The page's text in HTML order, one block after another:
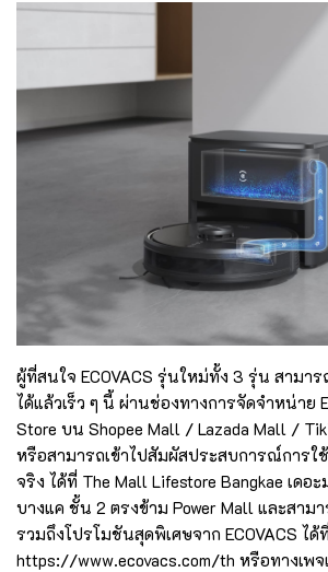
ผู้ที่สนใจ ECOVACS รุ่นใหม่ทั้ง 3 รุ่น สามาร
ได้แล้วเร็ว ๆ นี้ ผ่านช่องทางการจัดจำหน่าย
Store บน Shopee Mall / Lazada Mall /
หรือสามารถเข้าไปสัมผัสประสบการณ์การ
จริง ได้ที่ The Mall Lifestore Bangkae เดอ
บางแค ชั้น 2 ตรงข้าม Power Mall และสาม
รวมถึงโปรโมชันสุดพิเศษจาก ECOVACS ได้
https://www.ecovacs.com/th หรือทางเพจ